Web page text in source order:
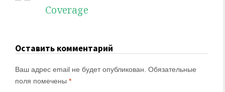
Coverage
Оставить комментарий
Ваш адрес email не будет опубликован. Обязательные
поля помечены *